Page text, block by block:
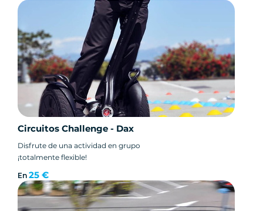
Circuitos Challenge - Dax
Disfrute de una actividad en grupo
¡totalmente flexible!
En 25 €